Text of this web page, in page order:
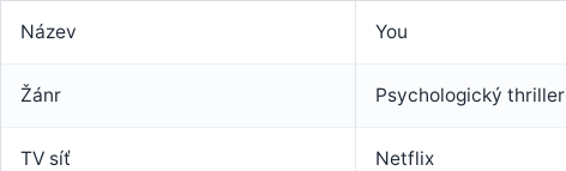
Název You
Žánr Psychologický thriller
TV síť Netflix